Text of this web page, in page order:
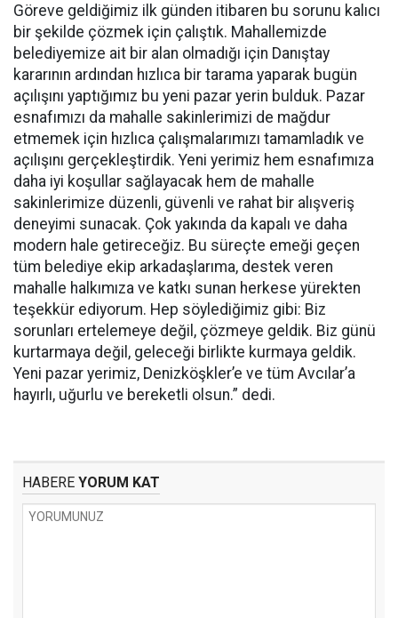
Göreve geldiğimiz ilk günden itibaren bu sorunu kalıcı
bir şekilde çözmek için çalıştık. Mahallemizde
belediyemize ait bir alan olmadığı için Danıştay
kararının ardından hızlıca bir tarama yaparak bugün
açılışını yaptığımız bu yeni pazar yerin bulduk. Pazar
esnafımızı da mahalle sakinlerimizi de mağdur
etmemek için hızlıca çalışmalarımızı tamamladık ve
açılışını gerçekleştirdik. Yeni yerimiz hem esnafımıza
daha iyi koşullar sağlayacak hem de mahalle
sakinlerimize düzenli, güvenli ve rahat bir alışveriş
deneyimi sunacak. Çok yakında da kapalı ve daha
modern hale getireceğiz. Bu süreçte emeği geçen
tüm belediye ekip arkadaşlarıma, destek veren
mahalle halkımıza ve katkı sunan herkese yürekten
teşekkür ediyorum. Hep söylediğimiz gibi: Biz
sorunları ertelemeye değil, çözmeye geldik. Biz günü
kurtarmaya değil, geleceği birlikte kurmaya geldik.
Yeni pazar yerimiz, Denizköşkler’e ve tüm Avcılar’a
hayırlı, uğurlu ve bereketli olsun.” dedi.
HABERE YORUM KAT